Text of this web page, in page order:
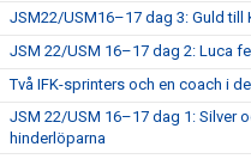
JSM22/USM16–17 dag 3: Guld till
JSM 22/USM 16–17 dag 2: Luca
Två IFK-sprinters och en coach i
JSM 22/USM 16–17 dag 1: Silver
hinderlöparna